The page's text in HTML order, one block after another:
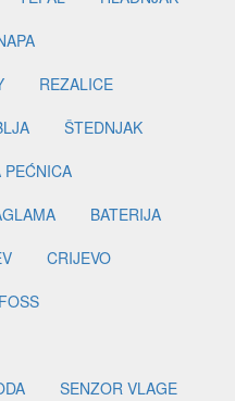
REZALICE
ŠTEDNJAK
PEĆNICA
BATERIJA
CRIJEVO
SENZOR VLAGE